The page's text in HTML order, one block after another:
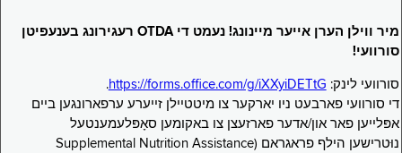
מיר ווילן הערן אייער מיינונג! נעמט די OTDA רעגירונג בענעפיטן
סורוועי!
סורוועי לינק: https://forms.office.com/g/iXXyiDETtG
.
די סורוועי פארבעט ניו יארקער צו מיטטיילן זייערע ערפארונגען ביים
אפּלייען פאר און/אדער פארזעצן צו באקומען סאָפּלעמענטעל
נוּטרישען הילף פראגראם (Supplemental Nutrition Assistance